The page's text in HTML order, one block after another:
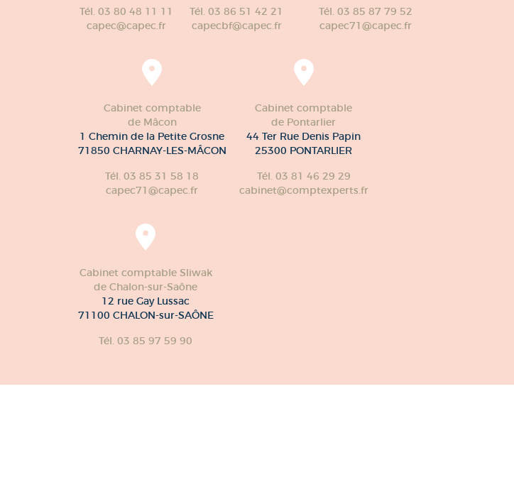
Tél. 03 80 48 11 11
capec@capec.fr
Tél. 03 86 51 42 21
capecbf@capec.fr
Tél. 03 85 87 79 52
capec71@capec.fr
Cabinet comptable
de Mâcon
1 Chemin de la Petite Grosne
71850 CHARNAY-LES-MÂCON
Tél. 03 85 31 58 18
capec71@capec.fr
Cabinet comptable
de Pontarlier
44 Ter Rue Denis Papin
25300 PONTARLIER
Tél. 03 81 46 29 29
cabinet@comptexperts.fr
Cabinet comptable Sliwak
de Chalon-sur-Saône
12 rue Gay Lussac
71100 CHALON-sur-SAÔNE
Tél. 03 85 97 59 90